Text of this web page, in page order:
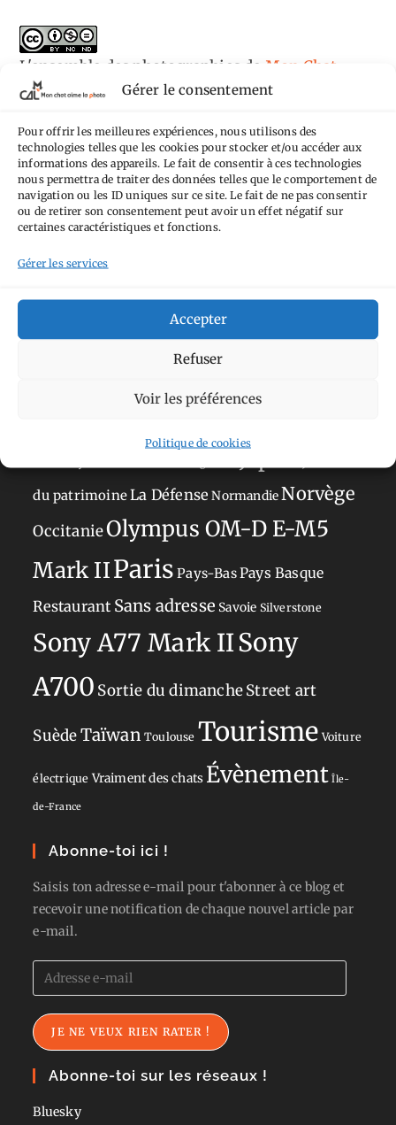
Gérer le consentement
Pour offrir les meilleures expériences, nous utilisons des
technologies telles que les cookies pour stocker et/ou accéder aux
informations des appareils. Le fait de consentir à ces technologies
nous permettra de traiter des données telles que le comportement de
navigation ou les ID uniques sur ce site. Le fait de ne pas consentir
ou de retirer son consentement peut avoir un effet négatif sur
certaines caractéristiques et fonctions.
Gérer les services
Accepter
Refuser
Voir les préférences
Politique de cookies
L'ensemble des photographies de Mon Chat
Aime la Photoest mis à disposition selon les
Attribution - Pas d'Utilisation Commerciale -
Pas de Modification 4.0 International.
Fondé(e) sur une œuvre dehttps://mcalp.fr.
Aimez-vous bordel
Anti tourismeBarBelgiqueBurger
du patrimoineLa Défense NormandieNorvège
OccitanieOlympus OM-D E-M5
Mark IIParis Pays-BasPays Basque
Restaurant Sans adresse Savoie Silverstone
Sony A77 Mark IISony
A700 Sortie du dimancheStreet art
SuèdeTaïwan Toulouse Tourisme Voiture
électrique Vraiment des chats Évènement Île-
de-France
Abonne-toi ici !
Saisis ton adresse e-mail pour t'abonner à ce blog et
recevoir une notification de chaque nouvel article par
e-mail.
Adresse
e-
mail
JE NE VEUX RIEN RATER !
Abonne-toi sur les réseaux !
Bluesky